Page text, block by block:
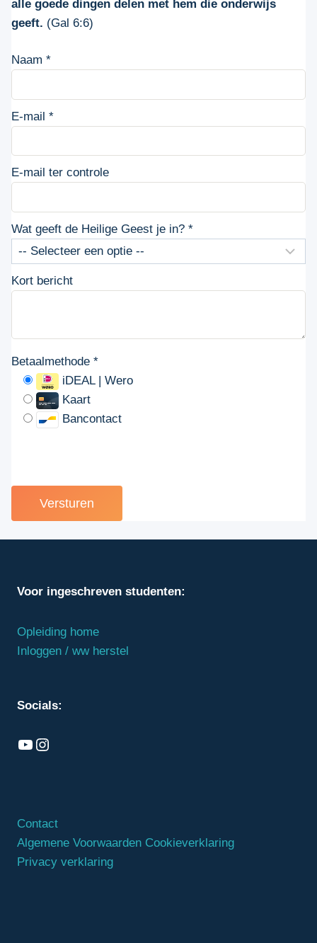
alle goede dingen delen met hem die onderwijs
geeft. (Gal 6:6)
Naam *
E-mail *
E-mail ter controle
Wat geeft de Heilige Geest je in? *
Kort bericht
Betaalmethode *
iDEAL | Wero
Kaart
Bancontact
Versturen
Voor ingeschreven studenten:
Opleiding home
Inloggen / ww herstel
Socials:
Ons kanaalInstagram
Contact
Algemene Voorwaarden Cookieverklaring
Privacy verklaring